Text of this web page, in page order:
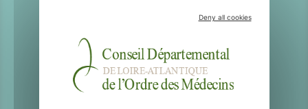
Coodinateur,
mi temps
Deny all cookies